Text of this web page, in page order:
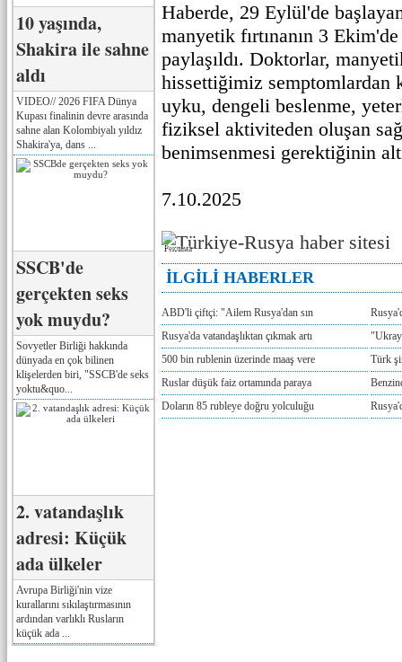
10 yaşında,
Shakira ile sahne
aldı
VIDEO// 2026 FIFA Dünya
Kupası finalinin devre arasında
sahne alan Kolombiyalı yıldız
Shakira'ya, dans ...
SSCB'de
gerçekten seks
yok muydu?
Sovyetler Birliği hakkında
dünyada en çok bilinen
klişelerden biri, "SSCB'de seks
yoktu&quo...
2. vatandaşlık
adresi: Küçük
ada ülkeler
Avrupa Birliği'nin vize
kurallarını sıkılaştırmasının
ardından varlıklı Rusların
küçük ada ...
Haberde, 29 Eylül'de
manyetik fırtınanın 3
paylaşıldı. Doktorlar,
hissettiğimiz
uyku, dengeli beslenme,
fiziksel aktiviteden oluşan
benimsenmesi gerektiğinin
7.10.2025
Реклама
İLGİLİ HABERLER
ABD'li çiftçi: "Ailem Rusya'dan sın
Rusya'da vatandaşlıktan çıkmak artı
500 bin rublenin üzerinde maaş vere
Türk
Ruslar düşük faiz ortamında paraya
Doların 85 rubleye doğru yolculuğu